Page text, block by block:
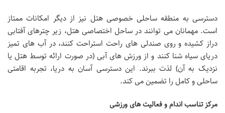
دسترسی به منطقه ساحلی خصوصی هتل نیز از دیگر امکانات ممتاز
است. مهمانان می توانند در ساحل اختصاصی هتل، زیر چترهای آفتابی
دراز کشیده و روی صندلی های راحت استراحت کنند، در آب های تمیز
دریای سیاه شنا کنند و از ورزش های آبی (در صورت ارائه توسط هتل یا
نزدیک به آن) لذت ببرند. این دسترسی آسان به دریا، تجربه اقامتی
ساحلی و کامل را تضمین می کند.
مرکز تناسب اندام و فعالیت های ورزشی